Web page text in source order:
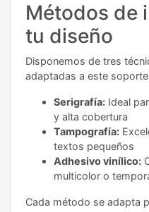
Métodos de
tu diseño
Disponemos de tres
adaptadas a este
Serigrafía: Ideal
y alta cobertura
Tampografía:
textos pequeños
Adhesivo vinílico:
multicolor o
Cada método se adapta